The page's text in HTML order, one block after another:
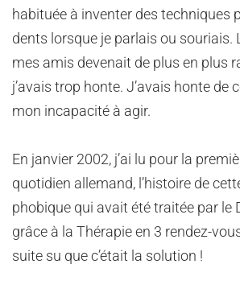
habituée à inventer des techniques
dents lorsque je parlais ou souriais.
mes amis devenait de plus en plus
j’avais trop honte. J’avais honte de
mon incapacité à agir.
En janvier 2002, j’ai lu pour la
quotidien allemand, l’histoire de
phobique qui avait été traitée par le
grâce à la Thérapie en 3 rendez-
suite su que c’était la solution !